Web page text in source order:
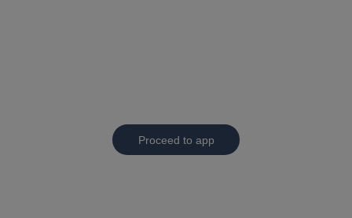
Proceed to app